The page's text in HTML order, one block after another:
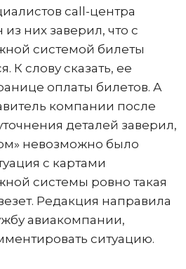
call-центра
них заверил, что с
системой билеты
К слову сказать, ее
оплаты билетов. А
компании после
деталей заверил,
невозможно было
с картами
системы ровно такая
Редакция направила
авиакомпании,
ситуацию.